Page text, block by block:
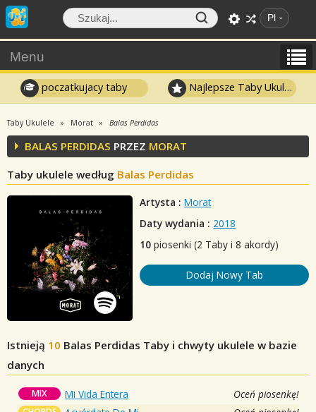
Pl
Menu
poczatkujacy taby Najlepsze Taby Ukulele
Taby Ukulele Morat Balas Perdidas
BALAS PERDIDAS PRZEZ MORAT
Taby ukulele według Balas Perdidas
Artysta : Morat
Daty wydania : 2018
10 piosenki (2 Taby i 8 akordy)
Dodaj Nowy Tab
Istnieją 10 Balas Perdidas Taby i chwyty ukulele w bazie
danych
MIX Mi Vida Entera Oceń piosenkę!